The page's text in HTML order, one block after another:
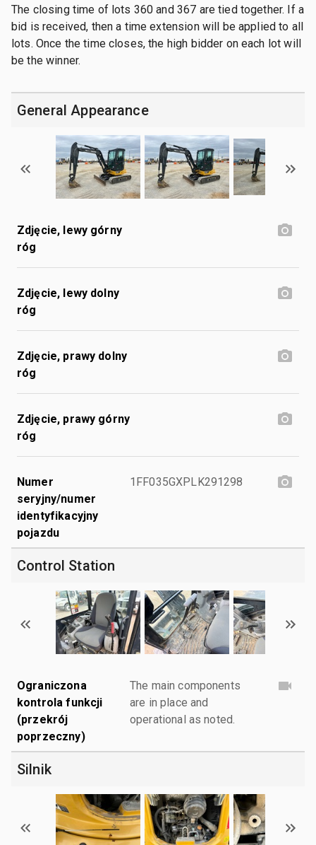
The closing time of lots 360 and 367 are tied together. If a
bid is received, then a time extension will be applied to all
lots. Once the time closes, the high bidder on each lot will
be the winner.
General Appearance
Zdjęcie, lewy górny
róg
Zdjęcie, lewy dolny
róg
Zdjęcie, prawy dolny
róg
Zdjęcie, prawy górny
róg
Numer
seryjny/numer
identyfikacyjny
pojazdu
1FF035GXPLK291298
Control Station
Ograniczona
kontrola funkcji
(przekrój
poprzeczny)
The main components
are in place and
operational as noted.
Silnik